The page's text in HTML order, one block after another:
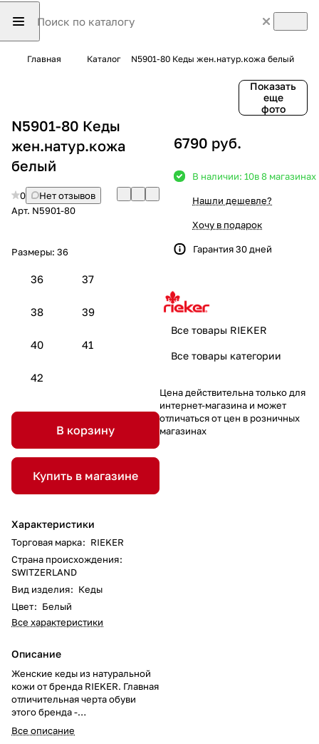
Главная Каталог N5901-80 Кеды жен.натур.кожа белый
Показать
еще
фото
N5901-80 Кеды
жен.натур.кожа
белый
0
Нет отзывов
Арт. N5901-80
Размеры: 36
36 37
38 39
40 41
42
В корзину
Купить в магазине
Характеристики
Торговая марка: RIEKER
Страна происхождения:
SWITZERLAND
Вид изделия: Кеды
Цвет: Белый
Все характеристики
Описание
Женские кеды из натуральной
кожи от бренда RIEKER. Главная
отличительная черта обуви
этого бренда -
непревзойденное удобство и
комфорт. Идеально подойдут на
Все описание
6790 руб.
В наличии: 10в 8 магазинах
Нашли дешевле?
Хочу в подарок
Гарантия 30 дней
Все товары RIEKER
Все товары категории
Цена действительна только для
интернет-магазина и может
отличаться от цен в розничных
магазинах